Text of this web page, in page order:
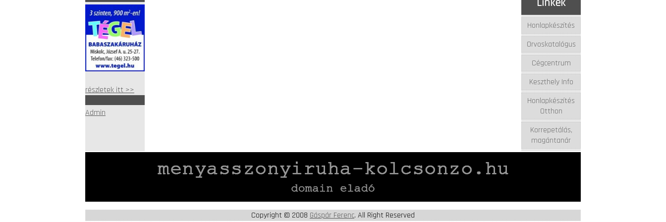
részletek itt >>
Admin
Linkek
Honlapkészítés
Orvoskatalógus
Cégcentrum
Keszthely Info
Honlapkészítés
Otthon
Korrepetálás,
magántanár
Copyright © 2008 Gáspár Ferenc. All Right Reserved